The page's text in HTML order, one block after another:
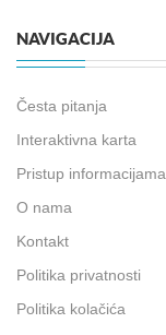
NAVIGACIJA
Česta pitanja
Interaktivna karta
Pristup informacijama
O nama
Kontakt
Politika privatnosti
Politika kolačića